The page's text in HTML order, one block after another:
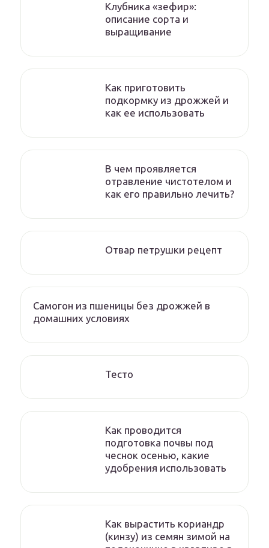
Клубника «зефир»:
описание сорта и
выращивание
Как приготовить
подкормку из дрожжей и
как ее использовать
В чем проявляется
отравление чистотелом и
как его правильно лечить?
Отвар петрушки рецепт
Самогон из пшеницы без дрожжей в
домашних условиях
Тесто
Как проводится
подготовка почвы под
чеснок осенью, какие
удобрения использовать
Как вырастить кориандр
(кинзу) из семян зимой на